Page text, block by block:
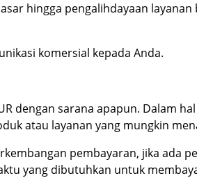
hingga pengalihdayaan
komersial kepada Anda.
dengan sarana apapun. Dalam
atau layanan yang mungkin
pembayaran, jika ada
yang dibutuhkan untuk